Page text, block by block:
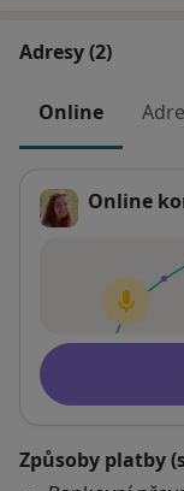
Adresy (2)
Online
Online
Dostupnost
Způsoby platby